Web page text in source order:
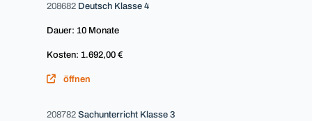
208682 Deutsch Klasse 4
Dauer: 10 Monate
Kosten: 1.692,00 €
öffnen
208782 Sachunterricht Klasse 3